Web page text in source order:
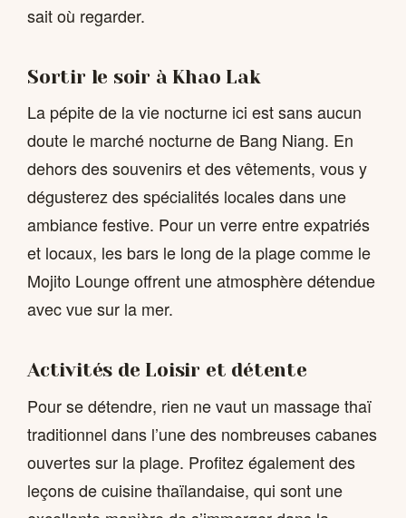
sait où regarder.
Sortir le soir à Khao Lak
La pépite de la vie nocturne ici est sans aucun
doute le marché nocturne de Bang Niang. En
dehors des souvenirs et des vêtements, vous y
dégusterez des spécialités locales dans une
ambiance festive. Pour un verre entre expatriés
et locaux, les bars le long de la plage comme le
Mojito Lounge offrent une atmosphère détendue
avec vue sur la mer.
Activités de Loisir et détente
Pour se détendre, rien ne vaut un massage thaï
traditionnel dans l’une des nombreuses cabanes
ouvertes sur la plage. Profitez également des
leçons de cuisine thaïlandaise, qui sont une